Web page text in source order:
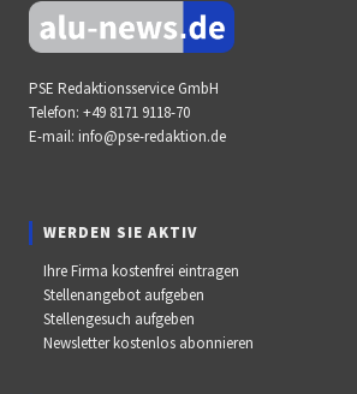
PSE Redaktionsservice GmbH
Telefon: +49 8171 9118-70
E-mail: info@pse-redaktion.de
WERDEN SIE AKTIV
Ihre Firma kostenfrei eintragen
Stellenangebot aufgeben
Stellengesuch aufgeben
Newsletter kostenlos abonnieren